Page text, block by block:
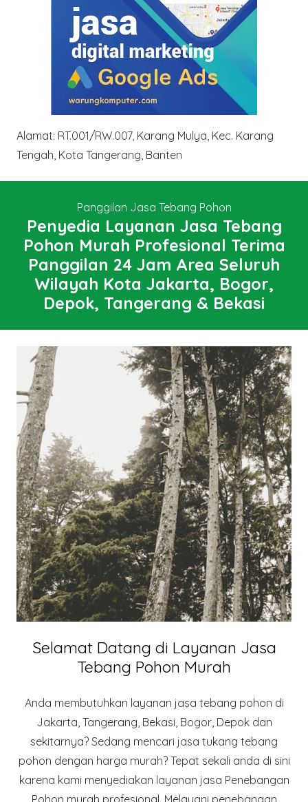
Alamat: RT.001/RW.007, Karang Mulya, Kec. Karang
Tengah, Kota Tangerang, Banten
Panggilan Jasa Tebang Pohon
Penyedia Layanan Jasa Tebang
Pohon Murah Profesional Terima
Panggilan 24 Jam Area Seluruh
Wilayah Kota Jakarta, Bogor,
Depok, Tangerang & Bekasi
Selamat Datang di Layanan Jasa
Tebang Pohon Murah
Anda membutuhkan layanan jasa tebang pohon di
Jakarta, Tangerang, Bekasi, Bogor, Depok dan
sekitarnya? Sedang mencari jasa tukang tebang
pohon dengan harga murah? Tepat sekali anda di sini
karena kami menyediakan layanan jasa Penebangan